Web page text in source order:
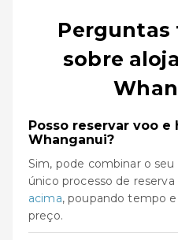
Perguntas
sobre
Posso reservar voo e
Whanganui?
Sim, pode combinar o
único processo de reserva
acima, poupando tempo
preço.